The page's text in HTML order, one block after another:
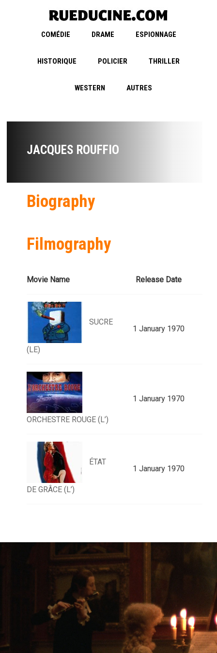
COMÉDIE DRAME ESPIONNAGE
HISTORIQUE POLICIER THRILLER
WESTERN AUTRES
JACQUES ROUFFIO
Biography
Filmography
Movie Name Release Date
SUCRE
(LE)
1 January 1970
ORCHESTRE ROUGE (L’)
1 January 1970
ÉTAT
DE GRÂCE (L’)
1 January 1970